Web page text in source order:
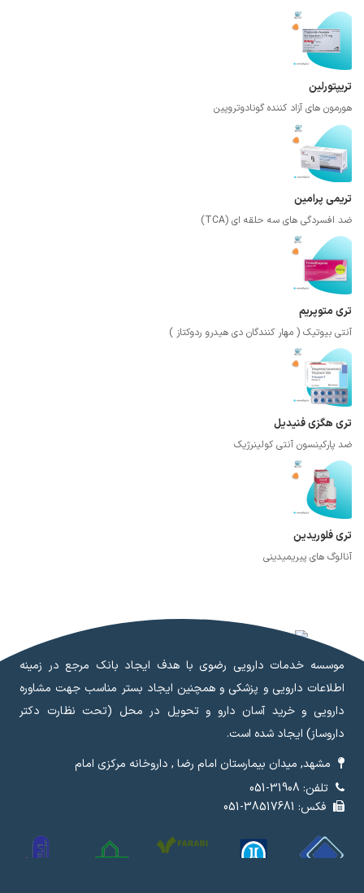
تریپتورلین
هورمون های آزاد کننده گونادوتروپین
تریمی پرامین
ضد افسردگی های سه حلقه ای (TCA)
تری متوپریم
آنتی بیوتیک ( مهار کنندگان دی هیدرو ردوکتاز )
تری هگزی فنیدیل
ضد پارکینسون آنتی کولینرژیک
تری فلوریدین
آنالوگ های پیریمیدینی
موسسه خدمات دارویی رضوی با هدف ایجاد بانک مرجع در زمینه
اطلاعات دارویی و پزشکی و همچنین ایجاد بستر مناسب جهت مشاوره
دارویی و خرید آسان دارو و تحویل در محل (تحت نظارت دکتر
داروساز) ایجاد شده است.
مشهد, میدان بیمارستان امام رضا , داروخانه مرکزی امام
تلفن: 31908-051
فکس: 38517681-051